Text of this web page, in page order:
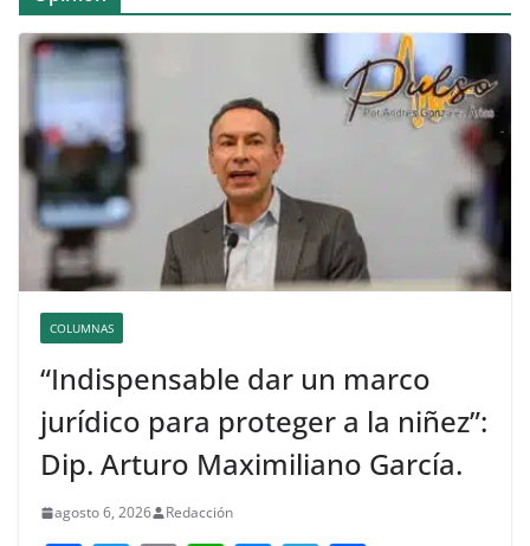
COLUMNAS
“Indispensable dar un marco
jurídico para proteger a la niñez”:
Dip. Arturo Maximiliano García.
agosto 6, 2026 Redacción